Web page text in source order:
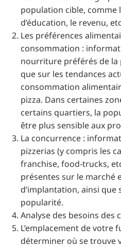
population cible, comme
d’éducation, le revenu,
Les préférences
consommation :
nourriture préférés de la
que sur les tendances
consommation
pizza. Dans certaines
certains quartiers, la
être plus sensible aux
La concurrence :
pizzerias (y compris les
franchise, food-trucks,
présentes sur le marché
d’implantation, ainsi
popularité.
Analyse des besoins des
L’emplacement de votre
déterminer où se trouve